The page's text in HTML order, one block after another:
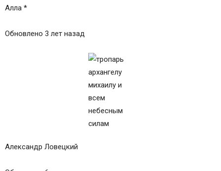
Алла *
Обновлено 3 лет назад
Александр Ловецкий